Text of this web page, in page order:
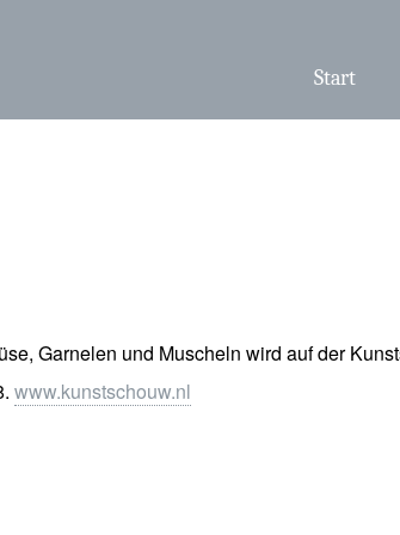
Start
Garnelen und Muscheln wird auf der
www.kunstschouw.nl